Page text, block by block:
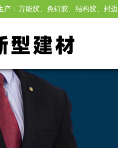
产：万能胶、免钉胶、结构胶、封